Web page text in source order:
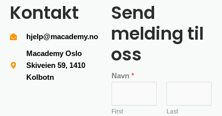
Kontakt
hjelp@macademy.no
Macademy Oslo
Skiveien 59, 1410
Kolbotn
Send
melding til
oss
Navn *
First Last